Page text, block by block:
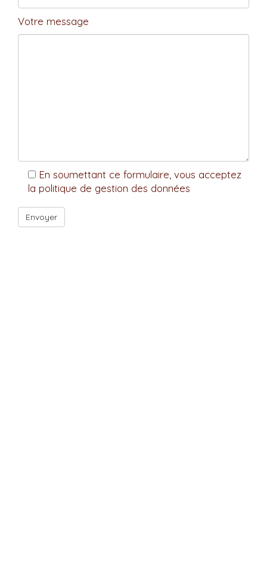
Votre message
En soumettant ce formulaire, vous acceptez
la politique de gestion des données